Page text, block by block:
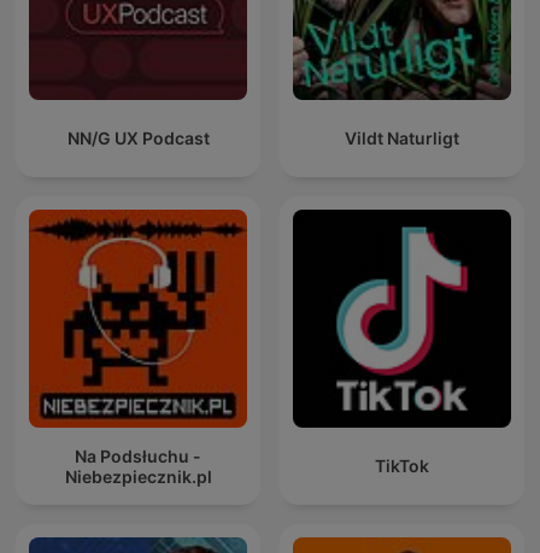
NN/G UX Podcast Vildt Naturligt
Na Podsłuchu -
Niebezpiecznik.pl
TikTok